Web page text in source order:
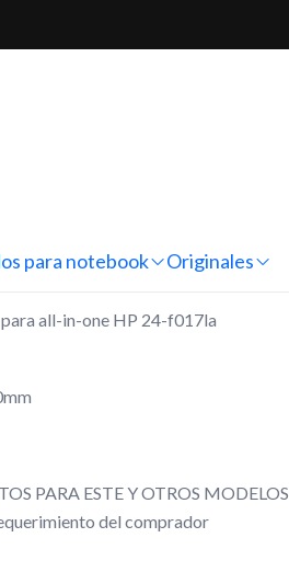
para notebook Originales
HP 24-f017la
all-in-one HP 24-f017la
PARA ESTE Y OTROS MODELOS
del comprador